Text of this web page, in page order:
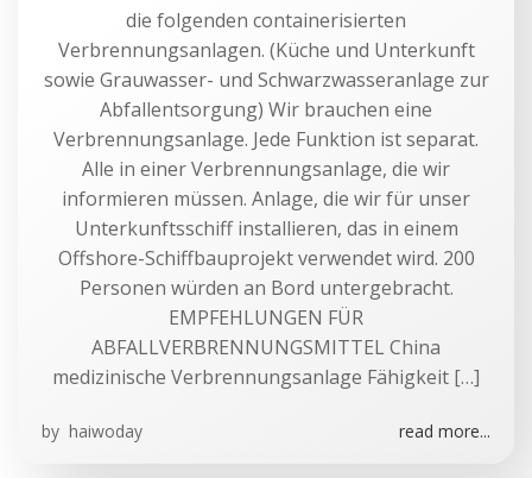
die folgenden containerisierten
Verbrennungsanlagen. (Küche und Unterkunft
sowie Grauwasser- und Schwarzwasseranlage zur
Abfallentsorgung) Wir brauchen eine
Verbrennungsanlage. Jede Funktion ist separat.
Alle in einer Verbrennungsanlage, die wir
informieren müssen. Anlage, die wir für unser
Unterkunftsschiff installieren, das in einem
Offshore-Schiffbauprojekt verwendet wird. 200
Personen würden an Bord untergebracht.
EMPFEHLUNGEN FÜR
ABFALLVERBRENNUNGSMITTEL China
medizinische Verbrennungsanlage Fähigkeit […]
by haiwoday read more...